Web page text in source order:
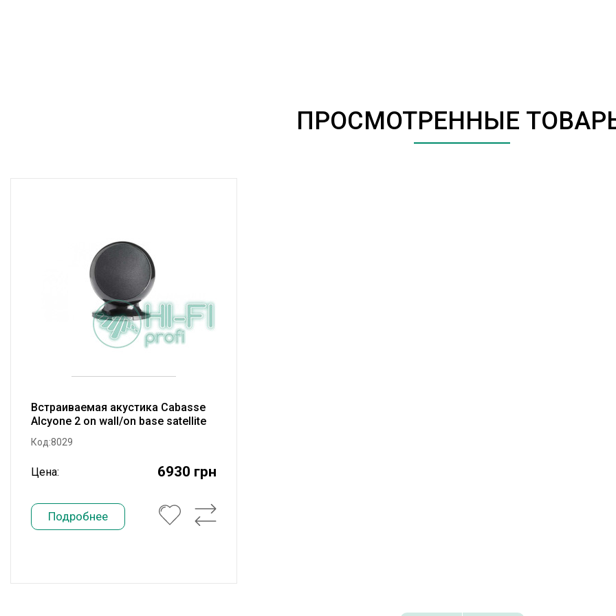
ПРОСМОТРЕННЫЕ
Встраиваемая акустика Cabasse
Alcyone 2 on wall/on base satellite
Glossy Black
Код:8029
Цена: 6930 грн
Подробнее